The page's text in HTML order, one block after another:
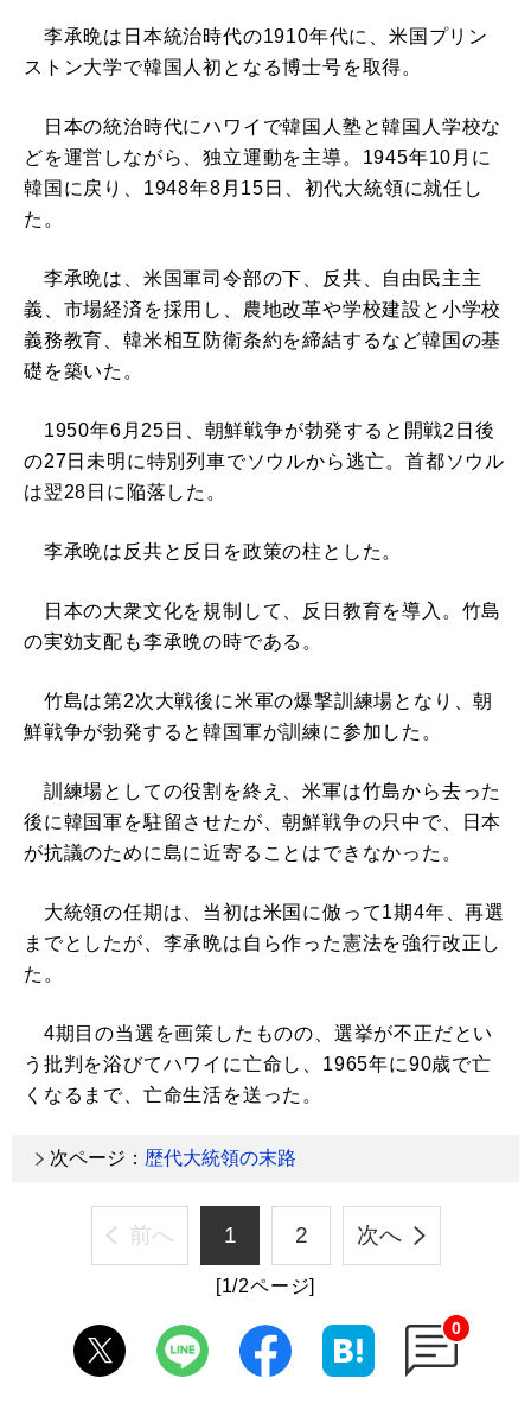
李承晩は日本統治時代の1910年代に、米国プリン
ストン大学で韓国人初となる博士号を取得。
日本の統治時代にハワイで韓国人塾と韓国人学校な
どを運営しながら、独立運動を主導。1945年10月に
韓国に戻り、1948年8月15日、初代大統領に就任し
た。
李承晩は、米国軍司令部の下、反共、自由民主主
義、市場経済を採用し、農地改革や学校建設と小学校
義務教育、韓米相互防衛条約を締結するなど韓国の基
礎を築いた。
1950年6月25日、朝鮮戦争が勃発すると開戦2日後
の27日未明に特別列車でソウルから逃亡。首都ソウル
は翌28日に陥落した。
李承晩は反共と反日を政策の柱とした。
日本の大衆文化を規制して、反日教育を導入。竹島
の実効支配も李承晩の時である。
竹島は第2次大戦後に米軍の爆撃訓練場となり、朝
鮮戦争が勃発すると韓国軍が訓練に参加した。
訓練場としての役割を終え、米軍は竹島から去った
後に韓国軍を駐留させたが、朝鮮戦争の只中で、日本
が抗議のために島に近寄ることはできなかった。
大統領の任期は、当初は米国に倣って1期4年、再選
までとしたが、李承晩は自ら作った憲法を強行改正し
た。
4期目の当選を画策したものの、選挙が不正だとい
う批判を浴びてハワイに亡命し、1965年に90歳で亡
くなるまで、亡命生活を送った。
次ページ： 歴代大統領の末路
前へ 1 2 次へ
[1/2ページ]
0